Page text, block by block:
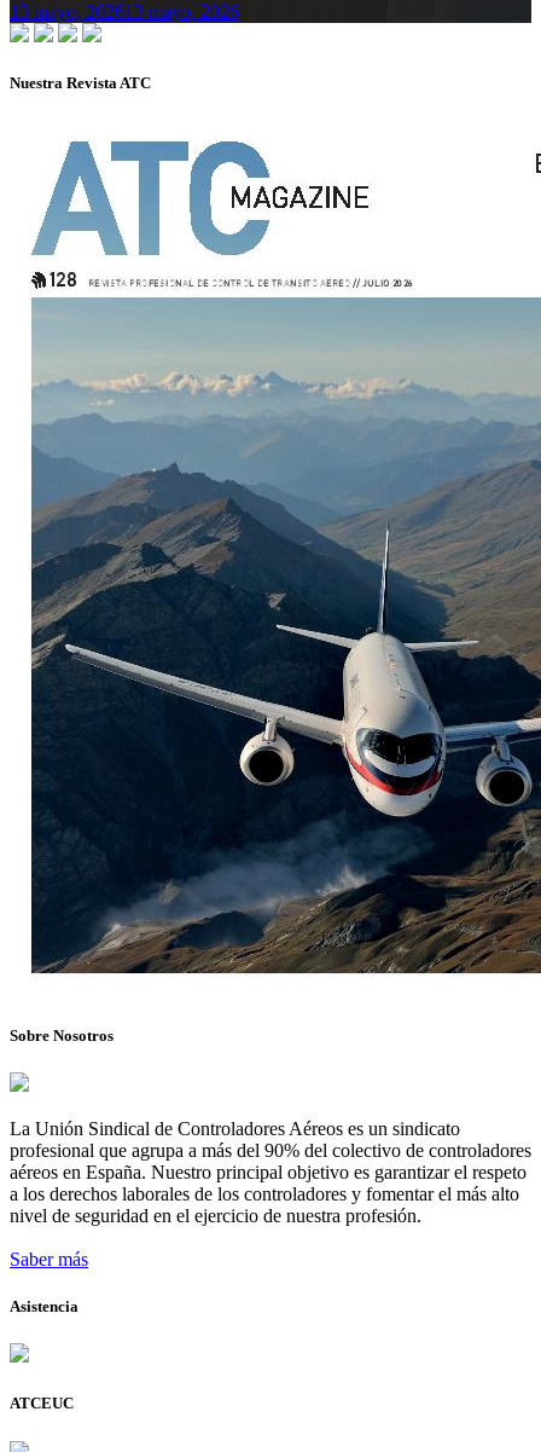
13 mayo, 202613 mayo, 2026
Nuestra Revista ATC
Sobre Nosotros
La Unión Sindical de Controladores Aéreos es un sindicato
profesional que agrupa a más del 90% del colectivo de controladores
aéreos en España. Nuestro principal objetivo es garantizar el respeto
a los derechos laborales de los controladores y fomentar el más alto
nivel de seguridad en el ejercicio de nuestra profesión.
Saber más
Asistencia
ATCEUC